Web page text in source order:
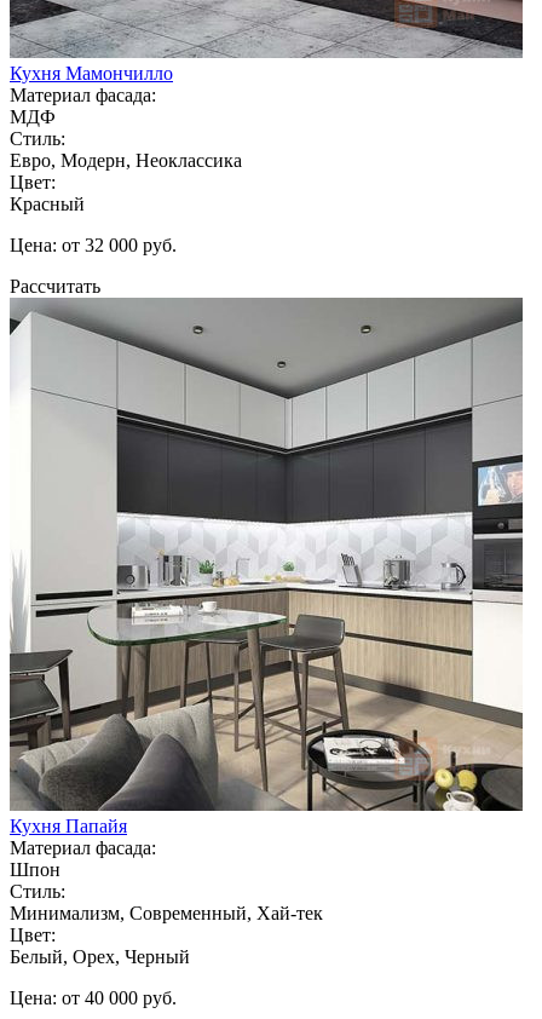
Кухня Мамончилло
Материал фасада:
МДФ
Стиль:
Евро, Модерн, Неоклассика
Цвет:
Красный
Цена: от 32 000 руб.
Рассчитать
Кухня Папайя
Материал фасада:
Шпон
Стиль:
Минимализм, Современный, Хай-тек
Цвет:
Белый, Орех, Черный
Цена: от 40 000 руб.